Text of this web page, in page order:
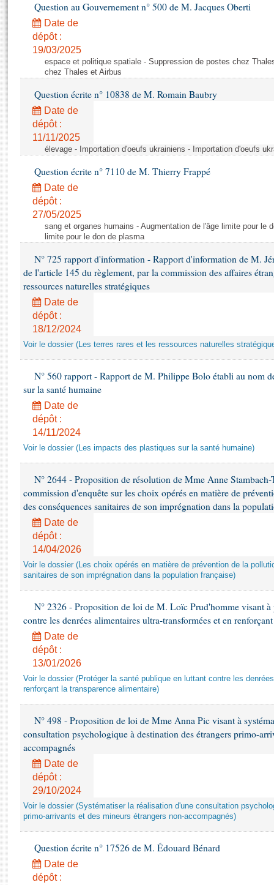
Projets de loi
Propositions de loi
Amendements
Textes adoptés
Rapports législatifs
Rapports sur l'application des lois
Baromètre de l’application des lois
Dossiers législatifs
Budget et sécurité sociale
Questions écrites et orales
Comptes rendus des débats
Histoire
Juniors
Anciennes législatures
Contacts et plan d'accès
Photos libres de droit
Question au Gouvernement n° 500 de M. Jacques Oberti
Date de
dépôt :
19/03/2025
espace et politique spatiale - Suppression de postes chez
chez Thales et Airbus
Question écrite n° 10838 de M. Romain Baubry
Date de
dépôt :
11/11/2025
élevage - Importation d'oeufs ukrainiens - Importation d'oeufs
Question écrite n° 7110 de M. Thierry Frappé
Date de
dépôt :
27/05/2025
sang et organes humains - Augmentation de l'âge limite pour le
limite pour le don de plasma
N° 725 rapport d'information - Rapport d'information de M.
de l'article 145 du règlement, par la commission des affaires
ressources naturelles stratégiques
Date de
dépôt :
18/12/2024
Voir le dossier (Les terres rares et les ressources naturelles
N° 560 rapport - Rapport de M. Philippe Bolo établi au nom
sur la santé humaine
Date de
dépôt :
14/11/2024
Voir le dossier (Les impacts des plastiques sur la santé humaine)
N° 2644 - Proposition de résolution de Mme Anne
commission d'enquête sur les choix opérés en matière de
des conséquences sanitaires de son imprégnation dans la
Date de
dépôt :
14/04/2026
Voir le dossier (Les choix opérés en matière de prévention de la
sanitaires de son imprégnation dans la population française)
N° 2326 - Proposition de loi de M. Loïc Prud'homme visant
contre les denrées alimentaires ultra-transformées et en
Date de
dépôt :
13/01/2026
Voir le dossier (Protéger la santé publique en luttant contre les
renforçant la transparence alimentaire)
N° 498 - Proposition de loi de Mme Anna Pic visant à
consultation psychologique à destination des étrangers primo-
accompagnés
Date de
dépôt :
29/10/2024
Voir le dossier (Systématiser la réalisation d'une consultation
primo-arrivants et des mineurs étrangers non-accompagnés)
Question écrite n° 17526 de M. Édouard Bénard
Date de
dépôt :